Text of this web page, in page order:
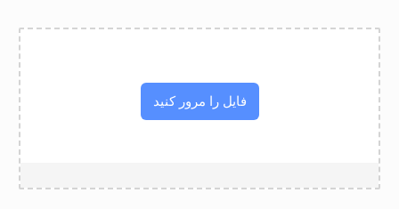
فایل را مرور کنید